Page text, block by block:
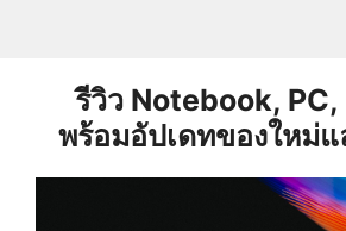
รีวิว Notebook,
พร้อมอัปเดทของใหม่แ